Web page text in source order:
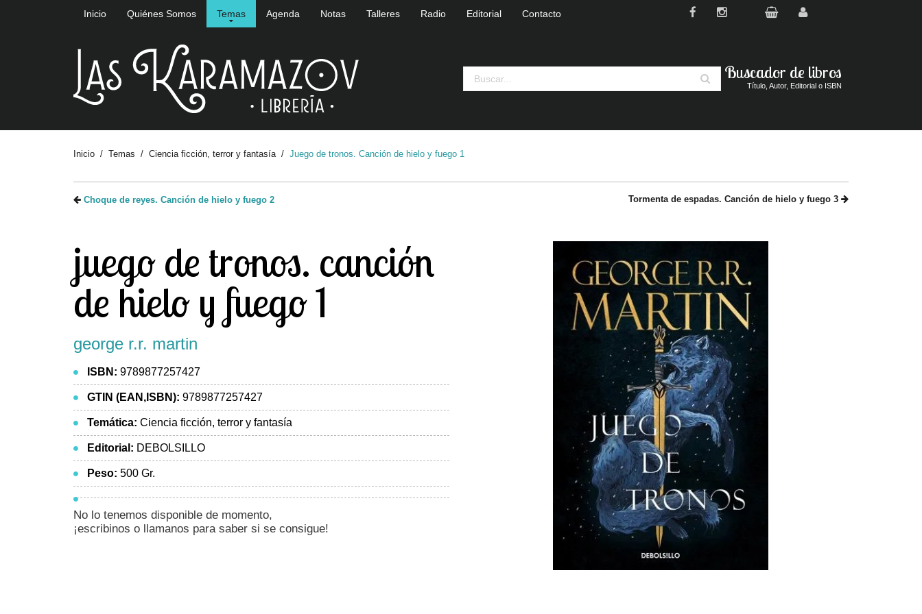
Inicio Quiénes Somos Temas Agenda Notas Talleres Radio Editorial Contacto
Buscador de libros
Título, Autor, Editorial o ISBN
Inicio Temas Ciencia ficción, terror y fantasía Juego de tronos. Canción de hielo y fuego 1
Choque de reyes. Canción de hielo y fuego 2 Tormenta de espadas. Canción de hielo y fuego 3
juego de tronos. canción
de hielo y fuego 1
george r.r. martin
ISBN: 9789877257427
GTIN (EAN,ISBN): 9789877257427
Temática: Ciencia ficción, terror y fantasía
Editorial: DEBOLSILLO
Peso: 500 Gr.
No lo tenemos disponible de momento,
¡escribinos o llamanos para saber si se consigue!